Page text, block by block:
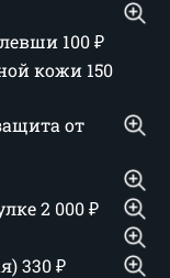
100₽
кожи 150
от
2 000₽
330₽